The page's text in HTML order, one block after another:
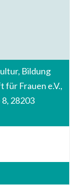
Bildung
für Frauen e.V.,
28203